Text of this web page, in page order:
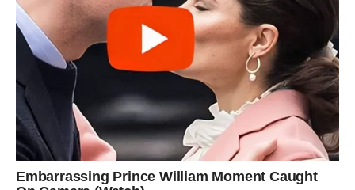
Pitajte se da li je razlog prekida i dalje prisutan.
BLIZANCI
Neočekivan razgovor mijenja mnogo
toga
Blizanci bi mogli ući u komunikaciju sa osobom za koju su